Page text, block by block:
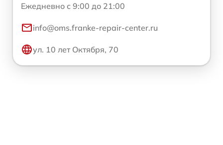
Ежедневно с 9:00 до 21:00
info@oms.franke-repair-center.ru
ул. 10 лет Октября, 70